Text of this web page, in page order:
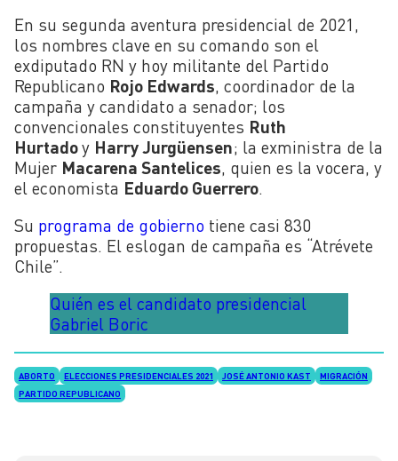
En su segunda aventura presidencial de 2021,
los nombres clave en su comando son el
exdiputado RN y hoy militante del Partido
Republicano Rojo Edwards, coordinador de la
campaña y candidato a senador; los
convencionales constituyentes Ruth
Hurtadoy Harry Jurgüensen; la exministra de la
Mujer Macarena Santelices, quien es la vocera, y
el economista Eduardo Guerrero.
Su programa de gobierno tiene casi 830
propuestas. El eslogan de campaña es “Atrévete
Chile”.
Quién es el candidato presidencial
Gabriel Boric
ABORTO ELECCIONES PRESIDENCIALES 2021 JOSÉ ANTONIO KAST
MIGRACIÓN
PARTIDO REPUBLICANO